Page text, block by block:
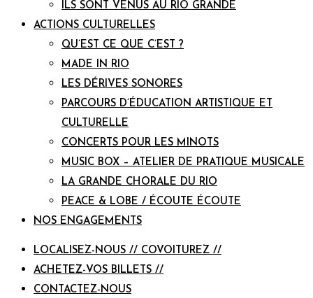
ILS SONT VENUS AU RIO GRANDE
ACTIONS CULTURELLES
QU’EST CE QUE C’EST ?
MADE IN RIO
LES DÉRIVES SONORES
PARCOURS D’ÉDUCATION ARTISTIQUE ET
CULTURELLE
CONCERTS POUR LES MINOTS
MUSIC BOX – ATELIER DE PRATIQUE MUSICALE
LA GRANDE CHORALE DU RIO
PEACE & LOBE / ÉCOUTE ÉCOUTE
NOS ENGAGEMENTS
LOCALISEZ-NOUS // COVOITUREZ //
ACHETEZ-VOS BILLETS //
CONTACTEZ-NOUS